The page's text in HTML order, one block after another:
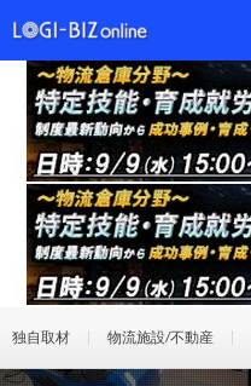
独自取材 物流施設/不動産